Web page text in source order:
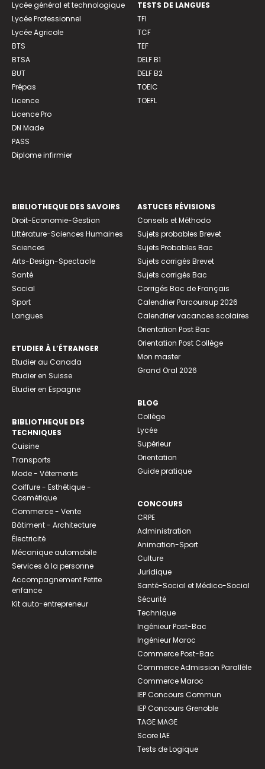
Lycée général et technologique
Lycée Professionnel
Lycée Agricole
BTS
BTSA
BUT
Prépas
Licence
Licence Pro
DN Made
PASS
Diplome infirmier
TESTS DE LANGUES
TFI
TCF
TEF
DELF B1
DELF B2
TOEIC
TOEFL
BIBLIOTHEQUE DES SAVOIRS
Droit-Economie-Gestion
Littérature-Sciences Humaines
Sciences
Arts-Design-Spectacle
Santé
Social
Sport
Langues
ETUDIER À L’ÉTRANGER
Etudier au Canada
Etudier en Suisse
Etudier en Espagne
BIBLIOTHEQUE DES
TECHNIQUES
Cuisine
Transports
Mode - Vêtements
Coiffure - Esthétique -
Cosmétique
Commerce - Vente
Bâtiment - Architecture
Électricité
Mécanique automobile
Services à la personne
Accompagnement Petite
enfance
Kit auto-entrepreneur
ASTUCES RÉVISIONS
Conseils et Méthodo
Sujets probables Brevet
Sujets Probables Bac
Sujets corrigés Brevet
Sujets corrigés Bac
Corrigés Bac de Français
Calendrier Parcoursup 2026
Calendrier vacances scolaires
Orientation Post Bac
Orientation Post Collège
Mon master
Grand Oral 2026
BLOG
Collège
Lycée
Supérieur
Orientation
Guide pratique
CONCOURS
CRPE
Administration
Animation-Sport
Culture
Juridique
Santé-Social et Médico-Social
Sécurité
Technique
Ingénieur Post-Bac
Ingénieur Maroc
Commerce Post-Bac
Commerce Admission Parallèle
Commerce Maroc
IEP Concours Commun
IEP Concours Grenoble
TAGE MAGE
Score IAE
Tests de Logique